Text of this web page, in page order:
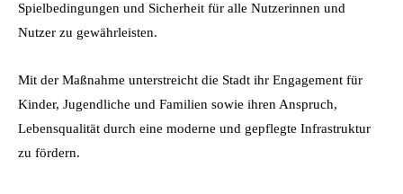
Spielbedingungen und Sicherheit für alle Nutzerinnen und
Nutzer zu gewährleisten.
Mit der Maßnahme unterstreicht die Stadt ihr Engagement für
Kinder, Jugendliche und Familien sowie ihren Anspruch,
Lebensqualität durch eine moderne und gepflegte Infrastruktur
zu fördern.